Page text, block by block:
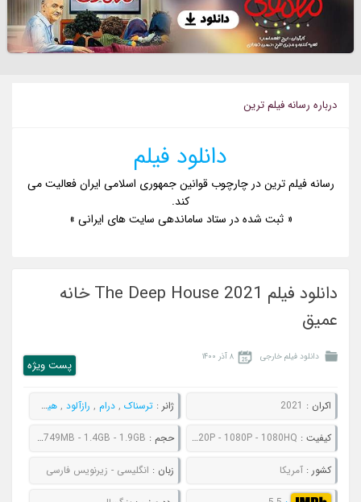
درباره رسانه فيلم ترين
دانلود فیلم
رسانه فیلم ترین در چارچوب قوانین جمهوری اسلامی ایران فعالیت می
کند.
« ثبت شده در ستاد ساماندهی سایت های ایرانی »
دانلود فیلم The Deep House 2021 خانه
عمیق
دانلود فیلم خارجی ۸ آذر ۱۴۰۰
پست ويژه
اکران : 2021 ژانر : ترسناک , درام , رازآلود , هیجان انگیز
کيفيت : 480P - 720P - 1080P - 1080HQ حجم : 526MB - 749MB - 1.4GB - 1.9GB
کشور :آمریکا زبان : انگلیسی - زیرنویس فارسی